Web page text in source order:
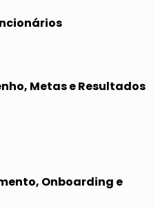
Metas e Resultados
Onboarding e